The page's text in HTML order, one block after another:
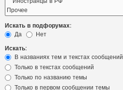
Искать в подфорумах:
Да
Нет
Искать:
В названиях тем и текстах сообщений
Только в текстах сообщений
Только по названию темы
Только в первом сообщении темы